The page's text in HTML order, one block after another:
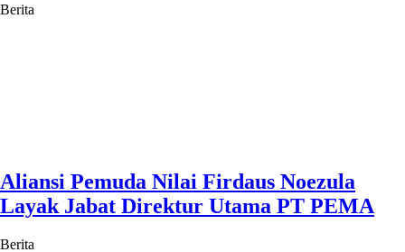
Berita
Aliansi Pemuda Nilai Firdaus Noezula
Layak Jabat Direktur Utama PT PEMA
Berita